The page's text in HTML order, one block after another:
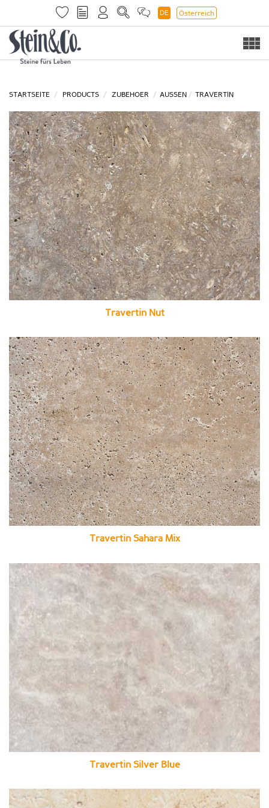
DE Österreich
STARTSEITE PRODUCTS ZUBEHOER AUSSEN TRAVERTIN
Travertin Nut
Travertin Sahara Mix
Travertin Silver Blue